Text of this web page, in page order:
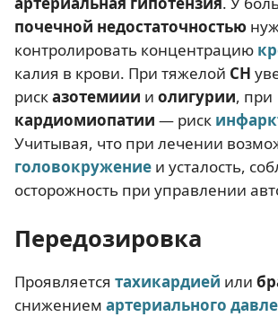
почечной недостаточностью
контролировать концентрацию
калия в крови. При тяжелой СН
рисказотемиии и олигурии, при
кардиомиопатии — риск
Учитывая, что при лечении
головокружение и усталость,
осторожность при управлении
Передозировка
Проявляется тахикардией или
снижением артериального